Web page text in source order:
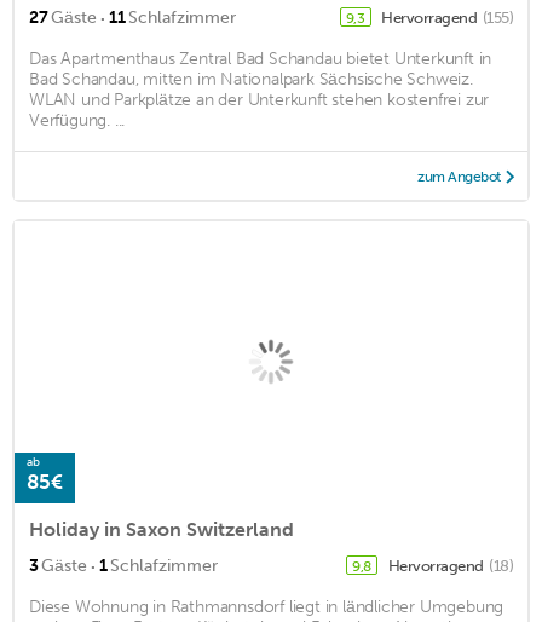
27Gäste · 11Schlafzimmer 9,3 Hervorragend (155)
Das Apartmenthaus Zentral Bad Schandau bietet Unterkunft in
Bad Schandau, mitten im Nationalpark Sächsische Schweiz.
WLAN und Parkplätze an der Unterkunft stehen kostenfrei zur
Verfügung. ...
zum Angebot
ab
85€
Holiday in Saxon Switzerland
3Gäste · 1Schlafzimmer 9,8 Hervorragend (18)
Diese Wohnung in Rathmannsdorf liegt in ländlicher Umgebung